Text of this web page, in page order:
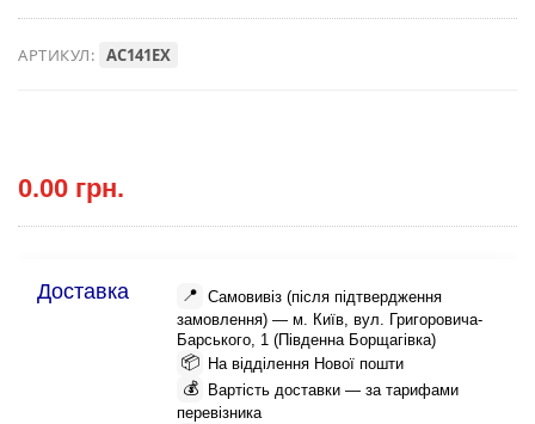
АРТИКУЛ: AC141EX
0.00 грн.
Доставка 📍 Самовивіз (після підтвердження
замовлення) — м. Київ, вул. Григоровича-
Барського, 1 (Південна Борщагівка)
📦 На відділення Нової пошти
💰
Вартість доставки — за тарифами
перевізника